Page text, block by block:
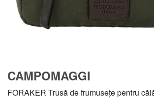
CAMPOMAGGI
FORAKER Trusă de frumusețe pentru